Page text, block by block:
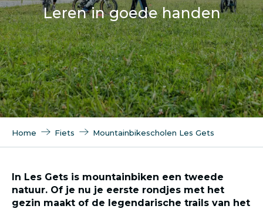
Leren in goede handen
Home Fiets Mountainbikescholen Les Gets
In Les Gets is mountainbiken een tweede
natuur. Of je nu je eerste rondjes met het
gezin maakt of de legendarische trails van het